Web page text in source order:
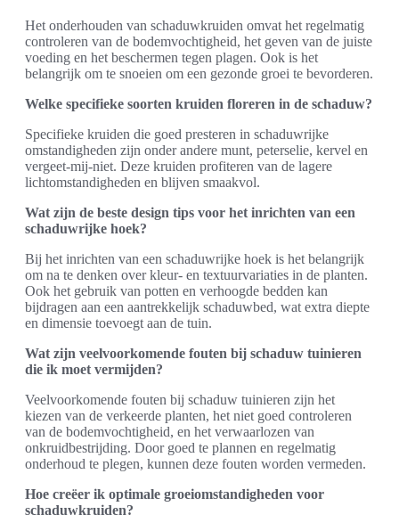
Het onderhouden van schaduwkruiden omvat het regelmatig
controleren van de bodemvochtigheid, het geven van de juiste
voeding en het beschermen tegen plagen. Ook is het
belangrijk om te snoeien om een gezonde groei te bevorderen.
Welke specifieke soorten kruiden floreren in de schaduw?
Specifieke kruiden die goed presteren in schaduwrijke
omstandigheden zijn onder andere munt, peterselie, kervel en
vergeet-mij-niet. Deze kruiden profiteren van de lagere
lichtomstandigheden en blijven smaakvol.
Wat zijn de beste design tips voor het inrichten van een
schaduwrijke hoek?
Bij het inrichten van een schaduwrijke hoek is het belangrijk
om na te denken over kleur- en textuurvariaties in de planten.
Ook het gebruik van potten en verhoogde bedden kan
bijdragen aan een aantrekkelijk schaduwbed, wat extra diepte
en dimensie toevoegt aan de tuin.
Wat zijn veelvoorkomende fouten bij schaduw tuinieren
die ik moet vermijden?
Veelvoorkomende fouten bij schaduw tuinieren zijn het
kiezen van de verkeerde planten, het niet goed controleren
van de bodemvochtigheid, en het verwaarlozen van
onkruidbestrijding. Door goed te plannen en regelmatig
onderhoud te plegen, kunnen deze fouten worden vermeden.
Hoe creëer ik optimale groeiomstandigheden voor
schaduwkruiden?